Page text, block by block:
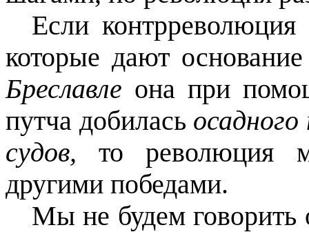
Если
которые дают
Бреславле она при
путча добилась
судов,то революция
другими победами.
Мы не будем